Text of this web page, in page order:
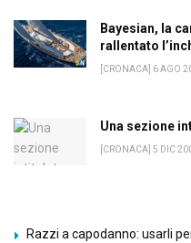
Bayesian, la
rallentato
[CRONACA] 6 AGO
Una sezione
[CRONACA] 5 DIC
Razzi a capodanno: usarli